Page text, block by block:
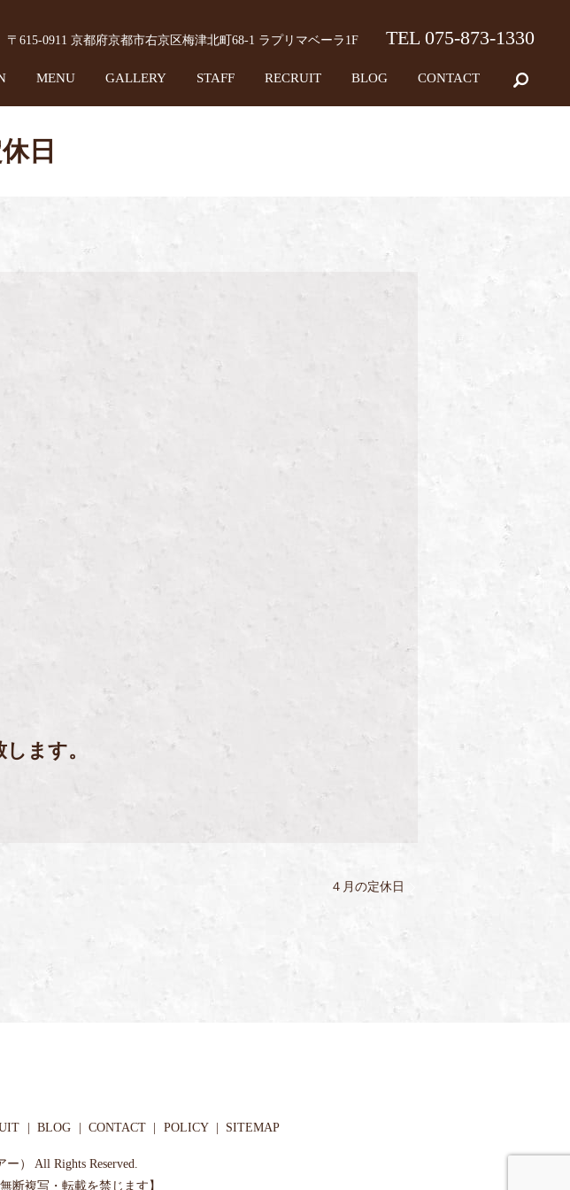
〒615-0911 京都府京都市右京区梅津北町68-1 ラプリマベーラ1F TEL 075-873-1330
MENU GALLERY STAFF RECRUIT BLOG CONTACT
日
ます。
４月の定休日
BLOG CONTACT POLICY SITEMAP
） All Rights Reserved.
断複写・転載を禁じます】